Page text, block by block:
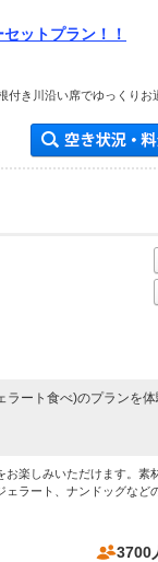
ットプラン！！
付き川沿い席でゆっくりお
ート食べ)のプランを
楽しみいただけます。素
ラート、ナンドッグなど
3700